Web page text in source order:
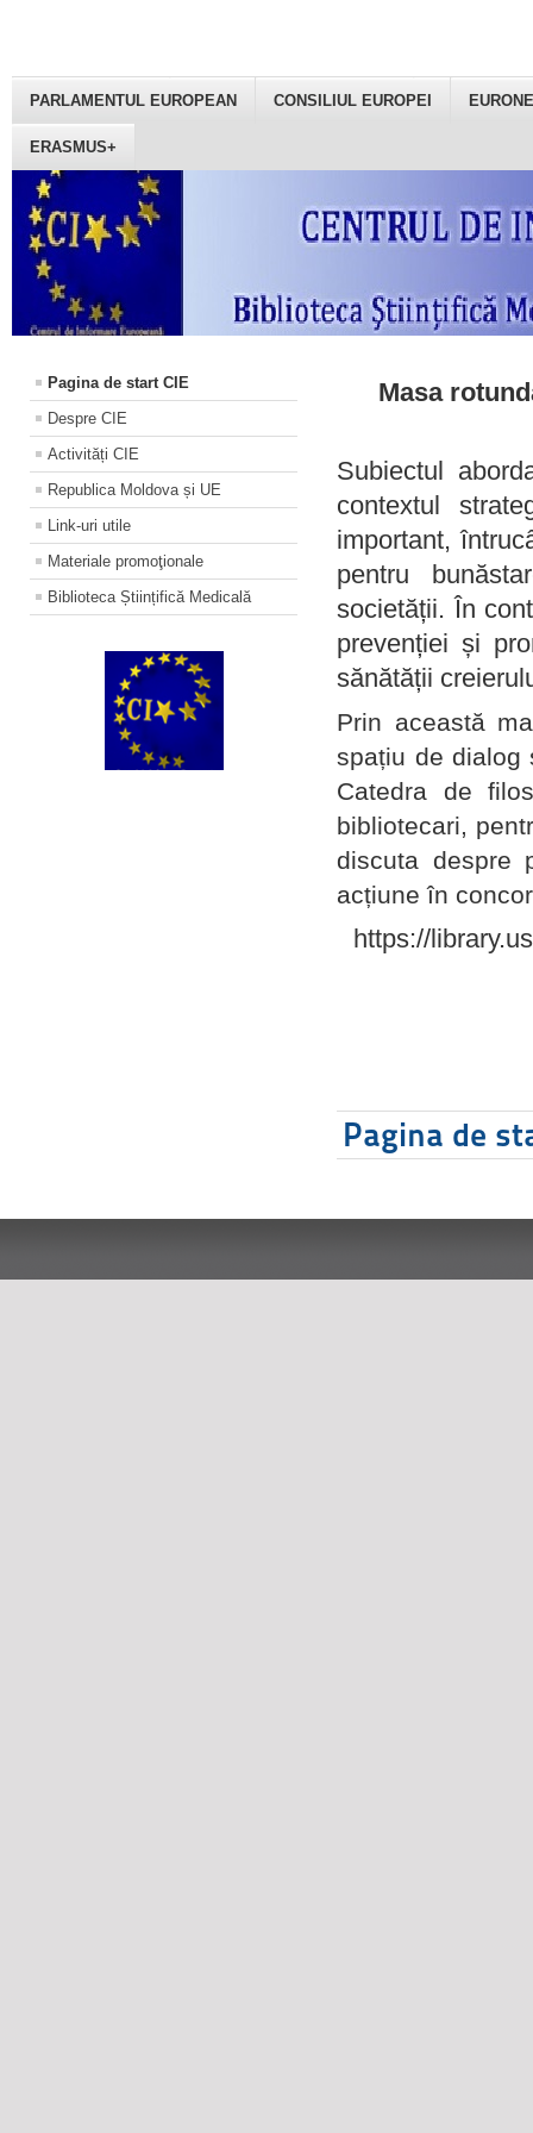
PARLAMENTUL EUROPEAN CONSILIUL EUROPEI
ERASMUS+
Pagina de start CIE
Despre CIE
Activități CIE
Republica Moldova și UE
Link-uri utile
Materiale promoţionale
Biblioteca Științifică Medicală
Masa
Subiectul
contextul
important,
pentru
societății. În
prevenției și
sănătății
Prin această
spațiu de dialog
Catedra de
bibliotecari,
discuta despre
acțiune în
https://
Pagina de